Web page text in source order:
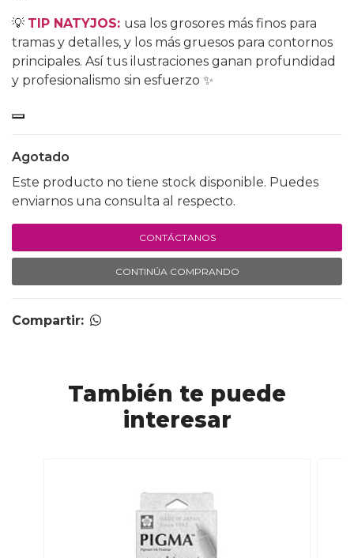
💡 TIP NATYJOS: usa los grosores más finos para
tramas y detalles, y los más gruesos para contornos
principales. Así tus ilustraciones ganan profundidad
y profesionalismo sin esfuerzo ✨
Agotado
Este producto no tiene stock disponible. Puedes
enviarnos una consulta al respecto.
CONTÁCTANOS
CONTINÚA COMPRANDO
Compartir:
También te puede
interesar